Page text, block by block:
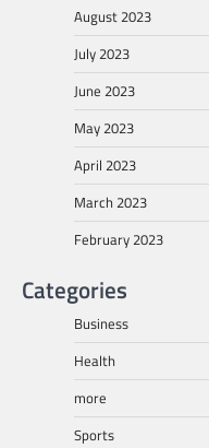
August 2023
July 2023
June 2023
May 2023
April 2023
March 2023
February 2023
Categories
Business
Health
more
Sports